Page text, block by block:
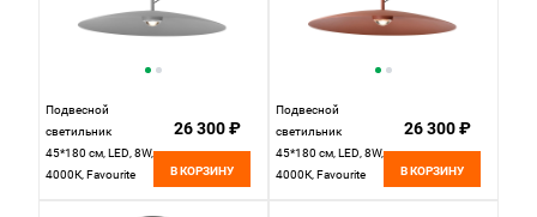
Подвесной
светильник
45*180 см, LED, 8W,
4000К, Favourite
26 300 ₽
В КОРЗИНУ
Подвесной
светильник
45*180 см, LED, 8W,
4000К, Favourite
26 300 ₽
В КОРЗИНУ